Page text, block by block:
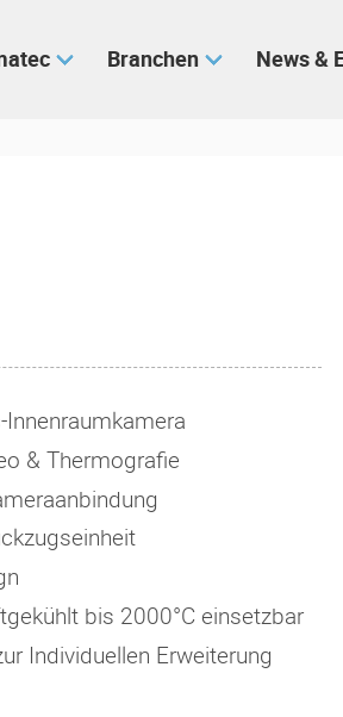
Branchen News &
& Thermografie
bis 2000°C einsetzbar
Individuellen Erweiterung